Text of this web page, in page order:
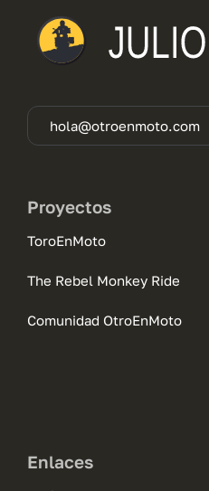
hola@otroenmoto.com
Proyectos
ToroEnMoto
The Rebel Monkey Ride
Comunidad OtroEnMoto
Enlaces